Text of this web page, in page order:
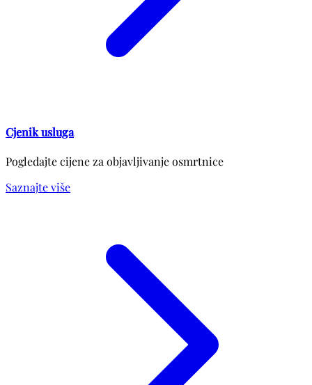
Cjenik usluga
Pogledajte cijene za objavljivanje osmrtnice
Saznajte više